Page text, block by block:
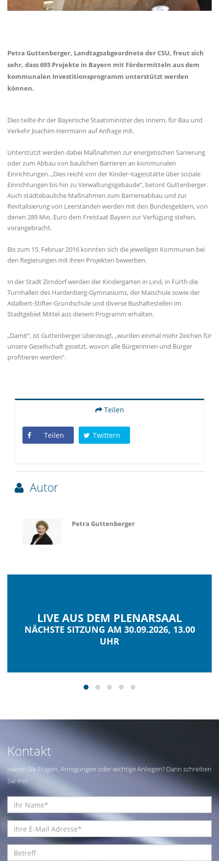
Petra Guttenberger, Landtagsabgeordnete der CSU, freut sich
sehr, dass 693 Projekte in Bayern mit Fördermitteln aus dem
kommunalen Investitionsprogramm unterstützt werden
können.
Dies teilte ihr der Bayerische Staatsminister des Innern, für Bau und
Verkehr Joachim Herrmann auf Anfrage mit.
Unterstützt werden dabei Maßnahmen zur energetischen Sanierung
oder zum Abbau von baulichen Barrieren an kommunalen
Einrichtungen. „Dies reicht von der Kinder¬tagesstätte über soziale
Einrichtungen bis hin zu Verwaltungsgebäude“, betont Guttenberger.
Auch städtebauliche Maßnahmen zum Barriereabbau und zur
Revitalisierung von Leerständen werden mit den Bundesgeldern, von
denen 289 Mio. Euro dem Freistaat Bayern zur Verfügung stehen,
vorangebracht.
Bis zum 15. Februar 2016 konnten sich die jeweiligen Kommunen bei
den Regierungen mit ihren Projekten bewerben.
In der Stadt Zirndorf werden der Kindergarten in Lind, in Fürth die
Turnhallen des Hardenberg-Gymnasiums, der Maischule sowie der
Adalbert-Stifter-Grundschule und diverse Bushaltestellen im
Stadtgebiet Mittel aus diesem Programm erhalten.
Damit“, ist Guttenberger überzeugt, „wurden einmal mehr Zeichen für
unsere Gesellschaft gesetzt, wovon alle Bürgerinnen und Bürger
profitieren werden“.
Teilen
Teilen Twittern
Autor
Petra Guttenberger
LIVE AUS DEM PLENARSAAL
NÄCHSTE SITZUNG AM 30.09.2026, 13.00
UHR
Kontakt
Haben Sie Fragen, Anregungen oder wichtige Anliegen? Dann schreiben
Sie mir!